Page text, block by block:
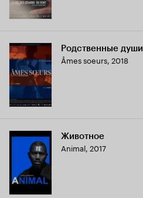
Родственные души
Âmes soeurs, 2018
Животное
Animal, 2017